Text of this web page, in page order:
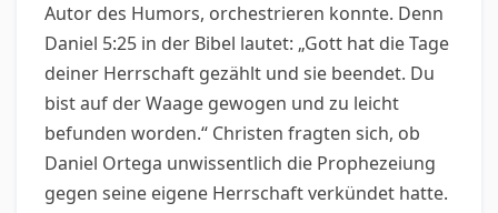
Autor des Humors, orchestrieren konnte. Denn
Daniel 5:25 in der Bibel lautet: „Gott hat die Tage
deiner Herrschaft gezählt und sie beendet. Du
bist auf der Waage gewogen und zu leicht
befunden worden.“ Christen fragten sich, ob
Daniel Ortega unwissentlich die Prophezeiung
gegen seine eigene Herrschaft verkündet hatte.